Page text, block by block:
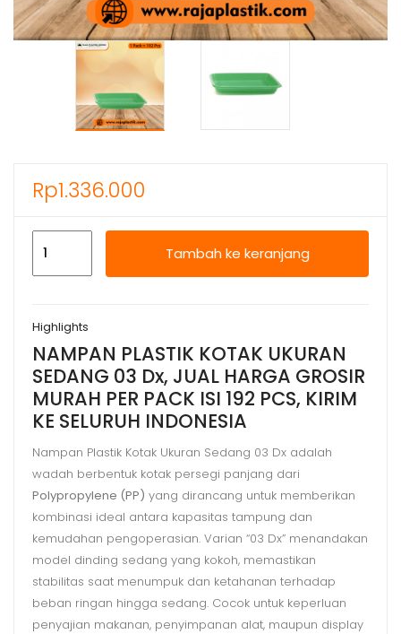
Rp1.336.000
UKURAN
SEDANG
03
Dx,
JUAL
HARGA
MURAH
Tambah ke keranjang
Highlights
NAMPAN PLASTIK KOTAK UKURAN
SEDANG 03 Dx, JUAL HARGA GROSIR
MURAH PER PACK ISI 192 PCS, KIRIM
KE SELURUH INDONESIA
Nampan Plastik Kotak Ukuran Sedang 03 Dx adalah
wadah berbentuk kotak persegi panjang dari
Polypropylene (PP) yang dirancang untuk memberikan
kombinasi ideal antara kapasitas tampung dan
kemudahan pengoperasian. Varian “03 Dx” menandakan
model dinding sedang yang kokoh, memastikan
stabilitas saat menumpuk dan ketahanan terhadap
beban ringan hingga sedang. Cocok untuk keperluan
penyajian makanan, penyimpanan alat, maupun display